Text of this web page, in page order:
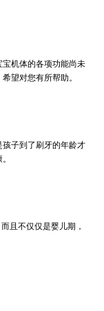
机体的各项功能尚未
望对您有所帮助。
子到了刷牙的年龄才
且不仅仅是婴儿期，